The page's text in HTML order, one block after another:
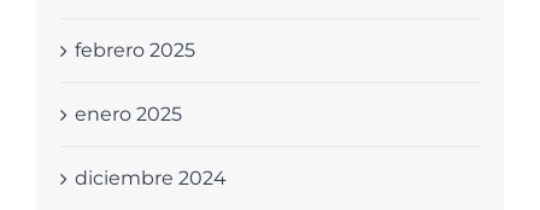
febrero 2025
enero 2025
diciembre 2024